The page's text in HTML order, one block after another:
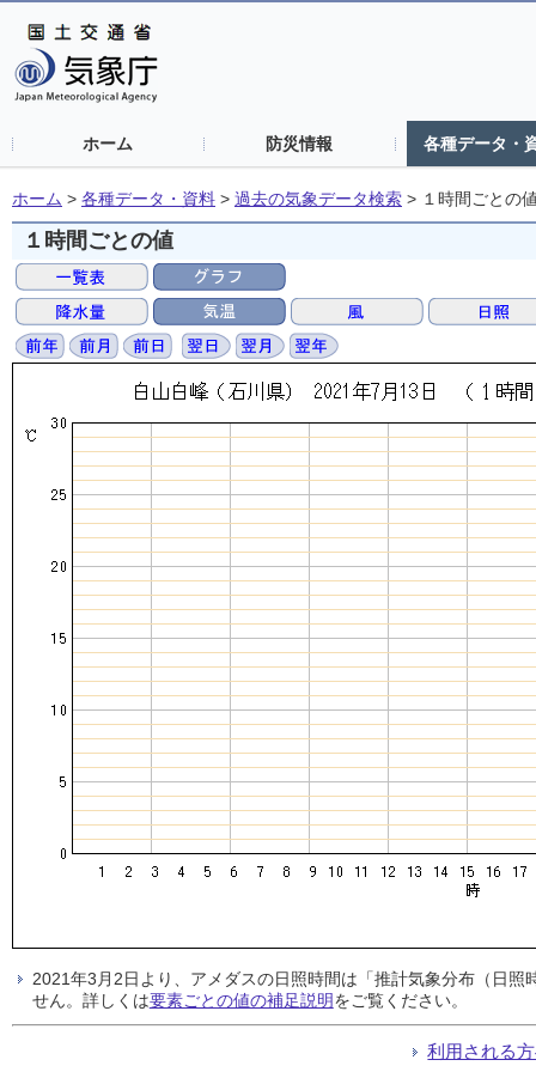
ホーム 防災情報 各種データ・
ホーム > 各種データ・資料 > 過去の気象データ検索 > １時間ごとの
１時間ごとの値
2021年3月2日より、アメダスの日照時間は「推計気象分布（日
せん。詳しくは要素ごとの値の補足説明をご覧ください。
利用される